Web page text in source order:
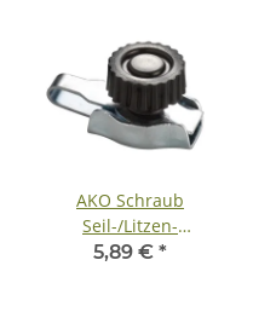
AKO Schraub
Seil-/Litzen-
Schnellverbinder 4-
5,89 € *